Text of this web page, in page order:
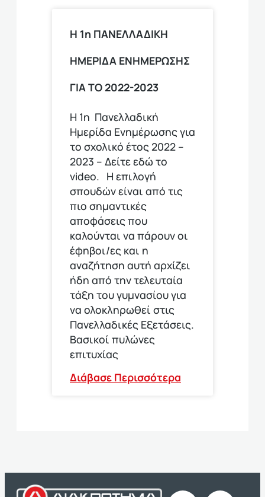
Η 1η ΠΑΝΕΛΛΑΔΙΚΗ
ΗΜΕΡΙΔΑ ΕΝΗΜΕΡΩΣΗΣ
ΓΙΑ ΤΟ 2022-2023
Η 1η Πανελλαδική
Ημερίδα Ενημέρωσης για
το σχολικό έτος 2022 –
2023 – Δείτε εδώ το
video. Η επιλογή
σπουδών είναι από τις
πιο σημαντικές
αποφάσεις που
καλούνται να πάρουν οι
έφηβοι/ες και η
αναζήτηση αυτή αρχίζει
ήδη από την τελευταία
τάξη του γυμνασίου για
να ολοκληρωθεί στις
Πανελλαδικές Εξετάσεις.
Βασικοί πυλώνες
επιτυχίας
Διάβασε Περισσότερα